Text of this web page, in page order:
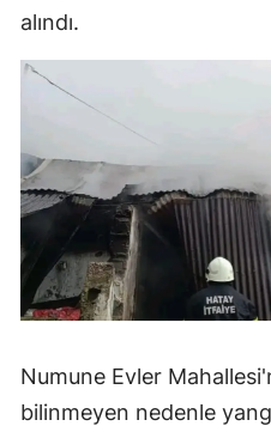
alındı.
Numune Evler
bilinmeyen nedenle